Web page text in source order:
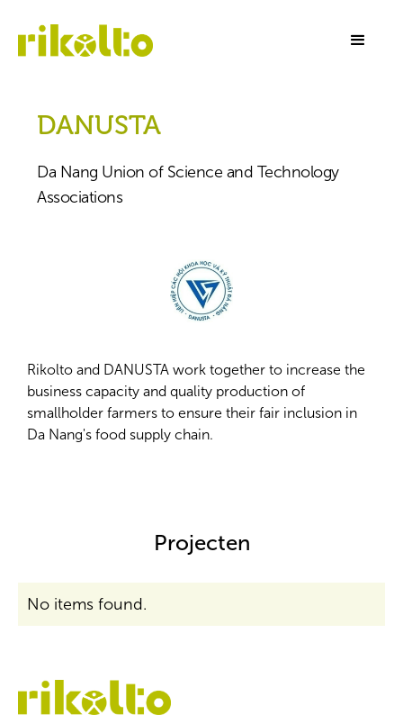
DANUSTA
Da Nang Union of Science and Technology
Associations
Rikolto and DANUSTA work together to increase the
business capacity and quality production of
smallholder farmers to ensure their fair inclusion in
Da Nang's food supply chain.
Projecten
No items found.